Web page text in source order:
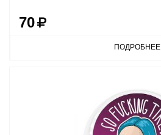
70
ПОДРОБНЕЕ